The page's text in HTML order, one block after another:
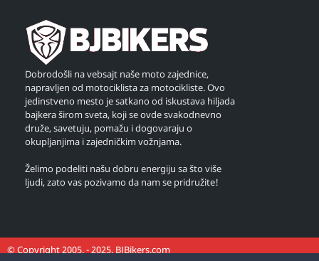
Dobrodošli na vebsajt naše moto zajednice,
napravljen od motociklista za motocikliste. Ovo
jedinstveno mesto je satkano od iskustava hiljada
bajkera širom sveta, koji se ovde svakodnevno
druže, savetuju, pomažu i dogovaraju o
okupljanjima i zajedničkim vožnjama.
Želimo podeliti našu dobru energiju sa što više
ljudi, zato vas pozivamo da nam se pridružite!
© Copyright 2005. - 2025. BJBikers.com